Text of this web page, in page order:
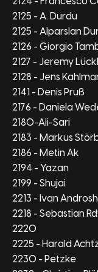
2125 - A. Durdu
2125 - Alparslan
2126 - Giorgio
2127 - Jeremy
2128 - Jens
2141 - Denis Pruß
2176 - Daniela
2180-Ali-Sari
2183 - Markus
2186 - Metin Ak
2194 - Yazan
2199 - Shujai
2213 - Ivan
2218 - Sebastian
2220
2225 - Harald
2230 - Petzke